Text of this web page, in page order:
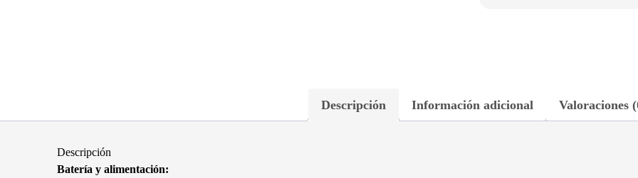
con
puerto
Descripción Información adicional Valoraciones
Descripción
Batería y alimentación: